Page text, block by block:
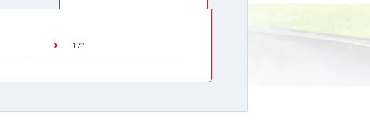
17"